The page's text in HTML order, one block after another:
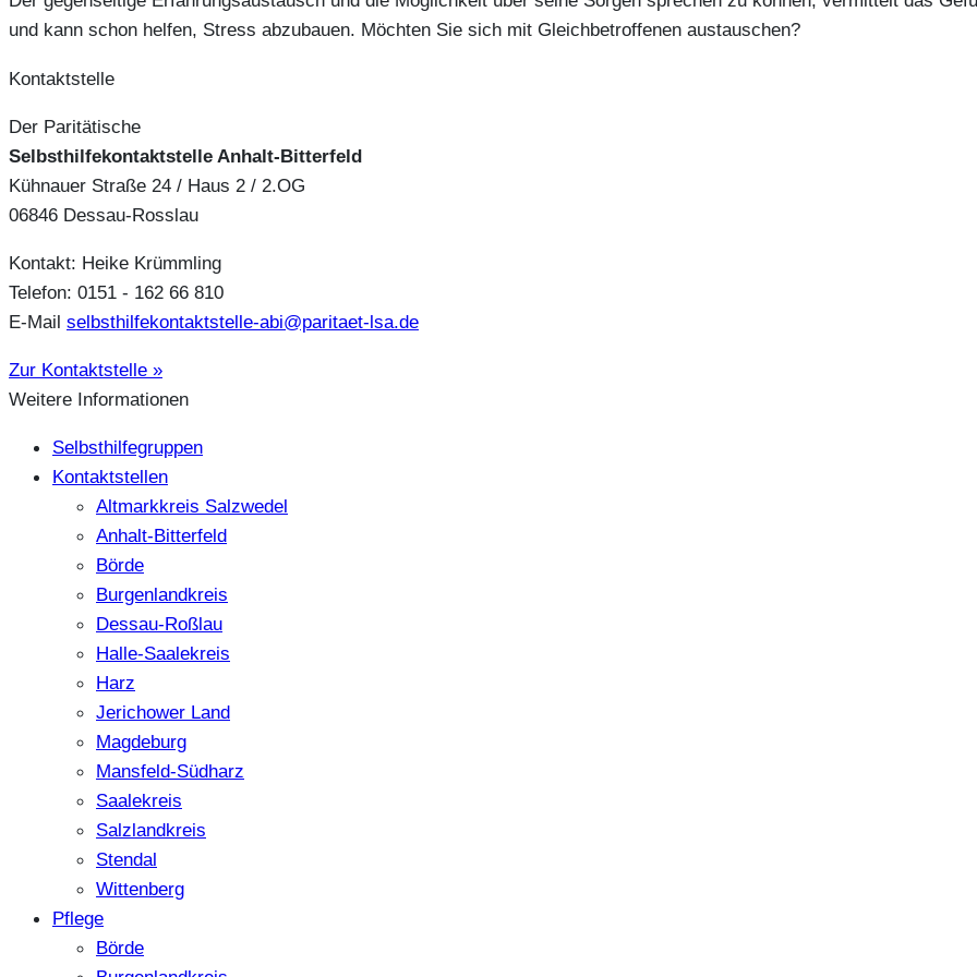
und kann schon helfen, Stress abzubauen. Möchten Sie sich mit Gleichbetroffenen austauschen?
Kontaktstelle
Der Paritätische
Selbsthilfekontaktstelle Anhalt-Bitterfeld
Kühnauer Straße 24 / Haus 2 / 2.OG
06846 Dessau-Rosslau
Kontakt: Heike Krümmling
Telefon: 0151 - 162 66 810
E-Mail selbsthilfekontaktstelle-abi@paritaet-lsa.de
Zur Kontaktstelle »
Weitere Informationen
Selbsthilfegruppen
Kontaktstellen
Altmarkkreis Salzwedel
Anhalt-Bitterfeld
Börde
Burgenlandkreis
Dessau-Roßlau
Halle-Saalekreis
Harz
Jerichower Land
Magdeburg
Mansfeld-Südharz
Saalekreis
Salzlandkreis
Stendal
Wittenberg
Pflege
Börde